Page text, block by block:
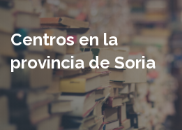
Centros en la
provincia de Soria